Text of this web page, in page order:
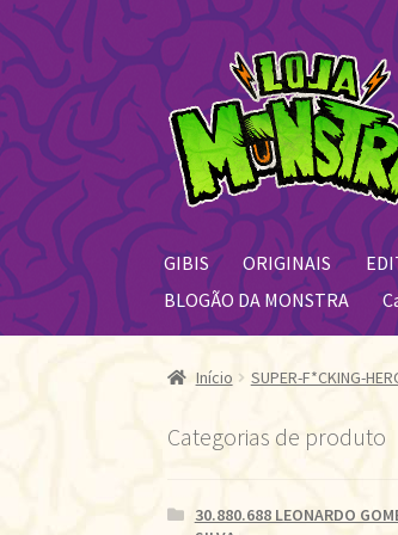
Pular
para
navegação
Pular
para
o
conteúdo
GIBIS ORIGINAIS
BLOGÃO DA MONSTRA
Início SUPER-F*CKING-
Categorias de produto
30.880.688 LEONARDO